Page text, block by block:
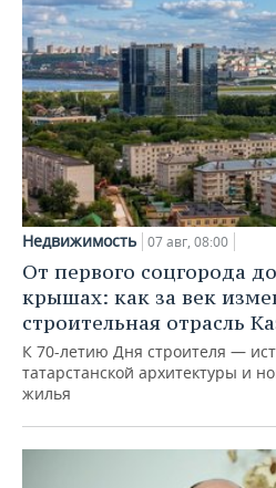
Недвижимость 07 авг, 08:00
От первого соцгорода
крышах: как за век
строительная отрасль
К 70-летию Дня строителя —
татарстанской архитектуры и
жилья